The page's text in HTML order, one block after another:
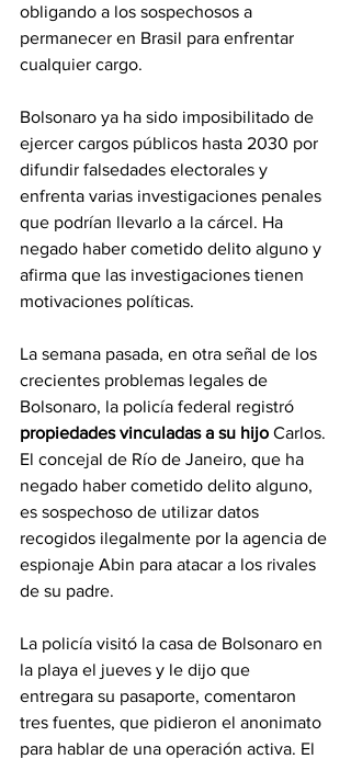
obligando a los sospechosos a
permanecer en Brasil para enfrentar
cualquier cargo.
Bolsonaro ya ha sido imposibilitado de
ejercer cargos públicos hasta 2030 por
difundir falsedades electorales y
enfrenta varias investigaciones penales
que podrían llevarlo a la cárcel. Ha
negado haber cometido delito alguno y
afirma que las investigaciones tienen
motivaciones políticas.
La semana pasada, en otra señal de los
crecientes problemas legales de
Bolsonaro, la policía federal registró
propiedades vinculadas a su hijo Carlos.
El concejal de Río de Janeiro, que ha
negado haber cometido delito alguno,
es sospechoso de utilizar datos
recogidos ilegalmente por la agencia de
espionaje Abin para atacar a los rivales
de su padre.
La policía visitó la casa de Bolsonaro en
la playa el jueves y le dijo que
entregara su pasaporte, comentaron
tres fuentes, que pidieron el anonimato
para hablar de una operación activa. El